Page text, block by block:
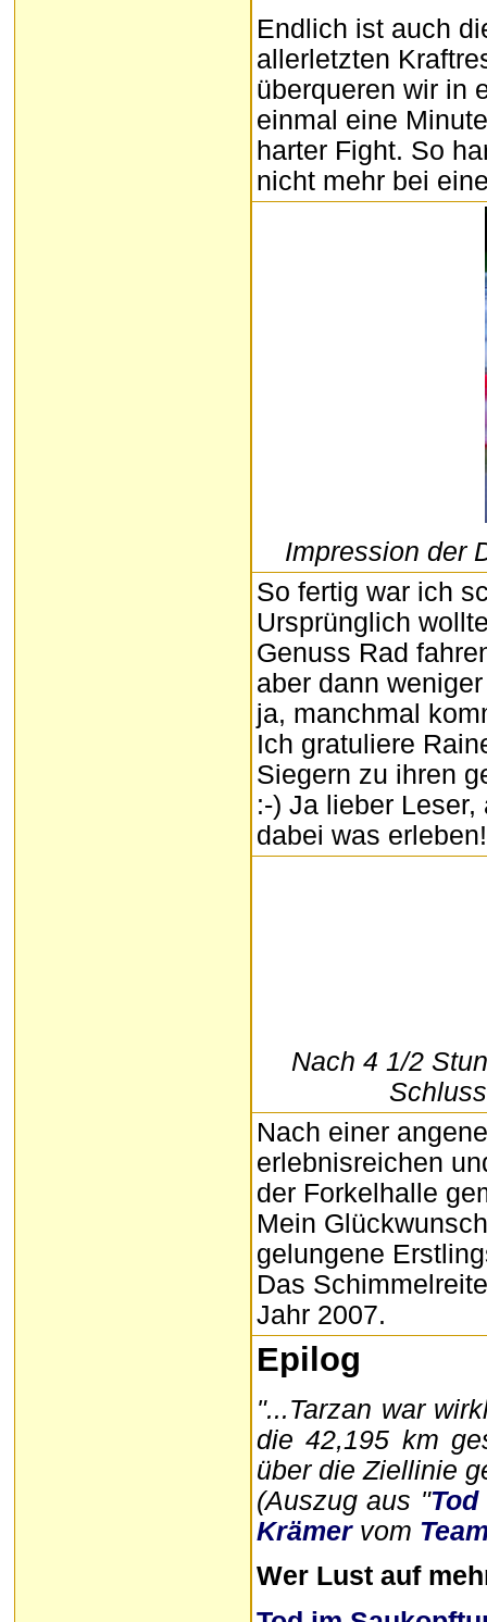
Endlich ist auch
allerletzten
überqueren wir in
einmal eine
harter Fight. So
nicht mehr bei
Impression der
So fertig war ich
Ursprünglich
Genuss Rad
aber dann
ja, manchmal
Ich gratuliere
Siegern zu ihren
:-) Ja lieber
dabei was erleben!
Nach 4 1/2
Nach einer
erlebnisreichen
der Forkelhalle
Mein
gelungene
Das
Jahr 2007.
Epilog
"...Tarzan war
die 42,195 km
über die Ziellinie
(Auszug aus "Tod
Krämervom
Wer Lust auf